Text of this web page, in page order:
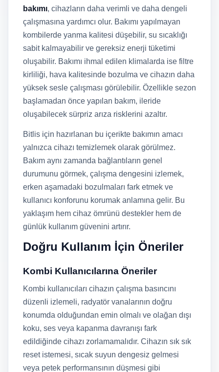
bakımı, cihazların daha verimli ve daha dengeli
çalışmasına yardımcı olur. Bakımı yapılmayan
kombilerde yanma kalitesi düşebilir, su sıcaklığı
sabit kalmayabilir ve gereksiz enerji tüketimi
oluşabilir. Bakımı ihmal edilen klimalarda ise filtre
kirliliği, hava kalitesinde bozulma ve cihazın daha
yüksek sesle çalışması görülebilir. Özellikle sezon
başlamadan önce yapılan bakım, ileride
oluşabilecek sürpriz arıza risklerini azaltır.
Bitlis için hazırlanan bu içerikte bakımın amacı
yalnızca cihazı temizlemek olarak görülmez.
Bakım aynı zamanda bağlantıların genel
durumunu görmek, çalışma dengesini izlemek,
erken aşamadaki bozulmaları fark etmek ve
kullanıcı konforunu korumak anlamına gelir. Bu
yaklaşım hem cihaz ömrünü destekler hem de
günlük kullanım güvenini artırır.
Doğru Kullanım İçin Öneriler
Kombi Kullanıcılarına Öneriler
Kombi kullanıcıları cihazın çalışma basıncını
düzenli izlemeli, radyatör vanalarının doğru
konumda olduğundan emin olmalı ve olağan dışı
koku, ses veya kapanma davranışı fark
edildiğinde cihazı zorlamamalıdır. Cihazın sık sık
reset istemesi, sıcak suyun dengesiz gelmesi
veya petek performansının düşmesi gibi